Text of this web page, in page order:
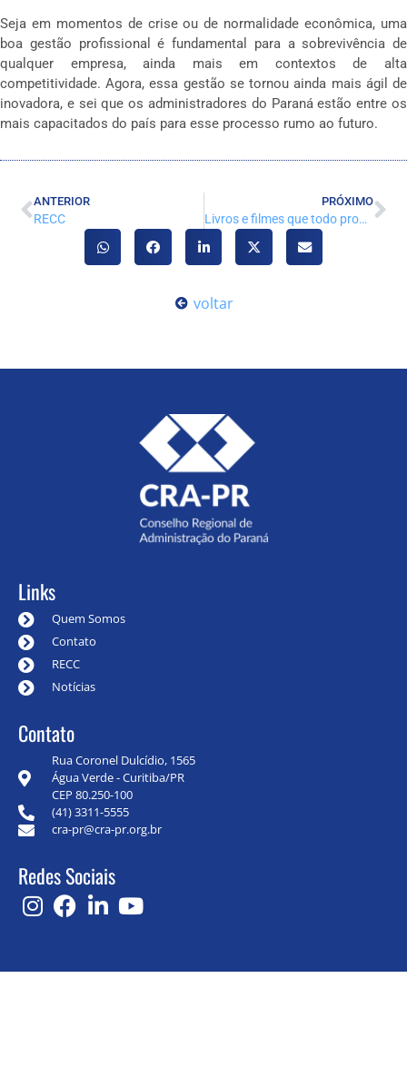
Seja em momentos de crise ou de normalidade econômica, uma
boa gestão profissional é fundamental para a sobrevivência de
qualquer empresa, ainda mais em contextos de alta
competitividade. Agora, essa gestão se tornou ainda mais ágil de
inovadora, e sei que os administradores do Paraná estão entre os
mais capacitados do país para esse processo rumo ao futuro.
ANTERIOR
RECC
PRÓXIMO
Livros e filmes que todo profissional da Administração deve conhecer
voltar
Links
Quem Somos
Contato
RECC
Notícias
Contato
Rua Coronel Dulcídio, 1565
Água Verde - Curitiba/PR
CEP 80.250-100
(41) 3311-5555
cra-pr@cra-pr.org.br
Redes Sociais